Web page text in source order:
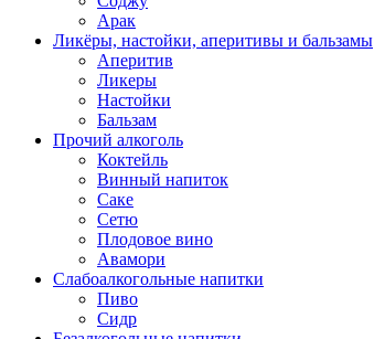
Арак
Ликёры, настойки, аперитивы и бальзамы
Аперитив
Ликеры
Настойки
Бальзам
Прочий алкоголь
Коктейль
Винный напиток
Саке
Сетю
Плодовое вино
Авамори
Слабоалкогольные напитки
Пиво
Сидр